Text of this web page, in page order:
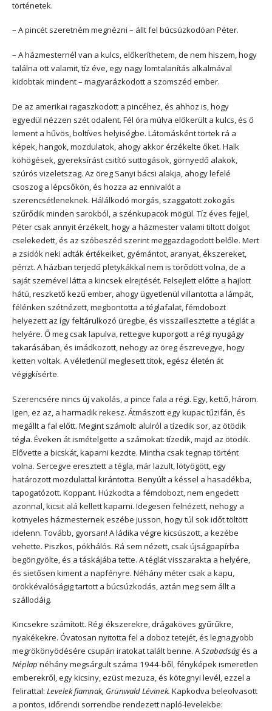
történetek.
– A pincét szeretném megnézni – állt fel búcsúzkodóan Péter.
– A házmesternél van a kulcs, előkeríthetem, de nem hiszem, hogy
találna ott valamit, tíz éve, egy nagy lomtalanítás alkalmával
kidobtak mindent – magyarázkodott a szomszéd ember.
De az amerikai ragaszkodott a pincéhez, és ahhoz is, hogy
egyedül nézzen szét odalent. Fél óra múlva előkerült a kulcs, és ő
lement a hűvös, boltíves helyiségbe. Látomásként törtek rá a
képek, hangok, mozdulatok, ahogy akkor érzékelte őket. Halk
köhögések, gyereksírást csitító suttogások, görnyedő alakok,
szúrós vizeletszag. Az öreg Sanyi bácsi alakja, ahogy lefelé
csoszog a lépcsőkön, és hozza az ennivalót a
szerencsétleneknek. Hálálkodó morgás, szaggatott zokogás
szűrődik minden sarokból, a szénkupacok mögül. Tíz éves fejjel,
Péter csak annyit érzékelt, hogy a házmester valami tiltott dolgot
cselekedett, és az szóbeszéd szerint meggazdagodott belőle. Mert
a zsidók neki adták értékeiket, gyémántot, aranyat, ékszereket,
pénzt. A házban terjedő pletykákkal nem is törődött volna, de a
saját szemével látta a kincsek elrejtését. Felsejlett előtte a hajlott
hátú, reszkető kezű ember, ahogy ügyetlenül villantotta a lámpát,
félénken szétnézett, megbontotta a téglafalat, fémdobozt
helyezett az így feltárulkozó üregbe, és visszaillesztette a téglát a
helyére. Ő meg csak lapulva, rettegve kuporgott a régi nyugágy
takarásában, és imádkozott, nehogy az öreg észrevegye, hogy
ketten voltak. A véletlenül meglesett titok, egész életén át
végigkísérte.
Szerencsére nincs új vakolás, a pince fala a régi. Egy, kettő, három.
Igen, ez az, a harmadik rekesz. Átmászott egy kupac tűzifán, és
megállt a fal előtt. Megint számolt: alulról a tízedik sor, az ötödik
tégla. Éveken át ismételgette a számokat: tízedik, majd az ötödik.
Elővette a bicskát, kaparni kezdte. Mintha csak tegnap történt
volna. Sercegve eresztett a tégla, már lazult, lötyögött, egy
határozott mozdulattal kirántotta. Benyúlt a késsel a hasadékba,
tapogatózott. Koppant. Húzkodta a fémdobozt, nem engedett
azonnal, kicsit alá kellett kaparni. Idegesen felnézett, nehogy a
kotnyeles házmesternek eszébe jusson, hogy túl sok időt töltött
idelenn. Tovább, gyorsan! A ládika végre kicsúszott, a kezébe
vehette. Piszkos, pókhálós. Rá sem nézett, csak újságpapírba
begöngyölte, és a táskájába tette. A téglát visszarakta a helyére,
és sietősen kiment a napfényre. Néhány méter csak a kapu,
örökkévalóságig tartott a búcsúzkodás, aztán meg sem állt a
szállodáig.
Kincsekre számított. Régi ékszerekre, drágaköves gyűrűkre,
nyakékekre. Óvatosan nyitotta fel a doboz tetejét, és legnagyobb
megrökönyödésére csupán iratokat talált benne. ASzabadságés a
Néplap néhány megsárgult száma 1944-ből, fényképek ismeretlen
emberekről, egy kicsiny, ezüst mezuza, és kötegnyi levél, ezzel a
felirattal: Levelek fiamnak, Grünwald Lévinek. Kapkodva beleolvasott
a pontos, időrendi sorrendbe rendezett napló-levelekbe: